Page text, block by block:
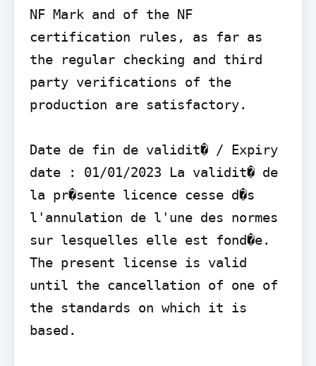
NF Mark and of the NF
certification rules, as far as
the regular checking and third
party verifications of the
production are satisfactory.
Date de fin de validit� / Expiry
date : 01/01/2023 La validit� de
la pr�sente licence cesse d�s
l'annulation de l'une des normes
sur lesquelles elle est fond�e.
The present license is valid
until the cancellation of one of
the standards on which it is
based.